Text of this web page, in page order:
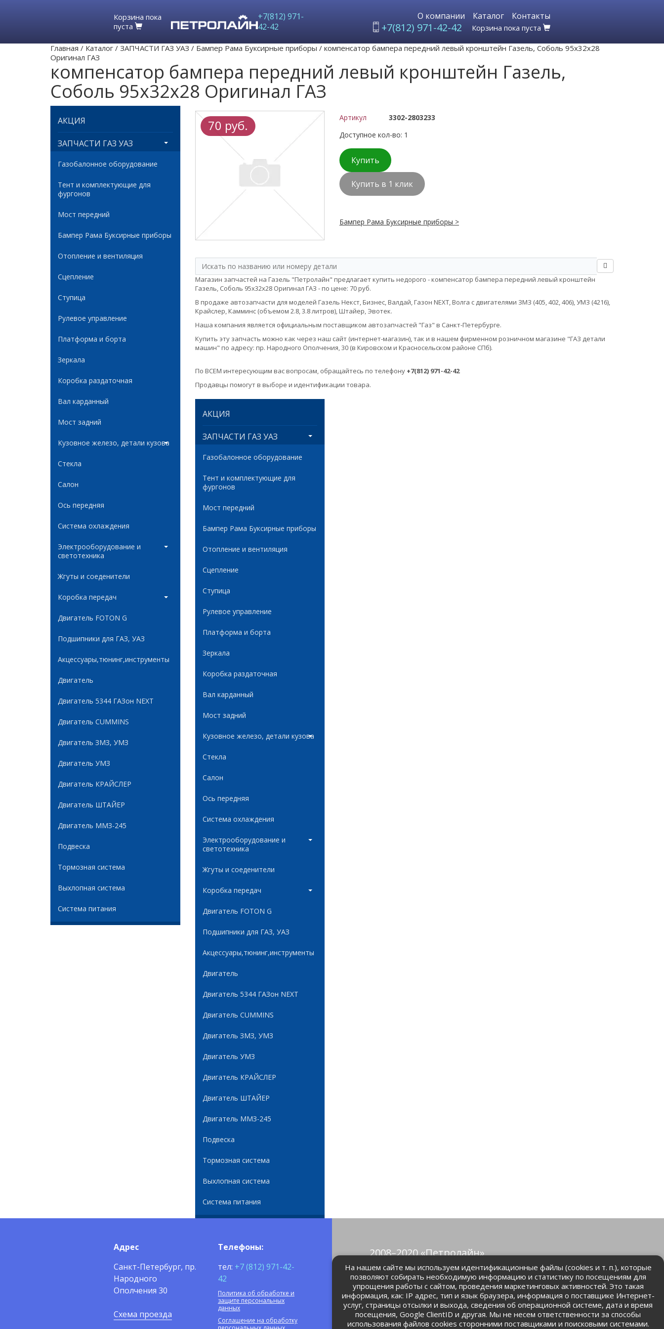
Корзина пока
пуста
+7(812) 971-
42-42
О компании Каталог Контакты
+7(812) 971-42-42 Корзина пока пуста
Главная / Каталог / ЗАПЧАСТИ ГАЗ УАЗ / Бампер Рама Буксирные приборы / компенсатор бампера передний левый кронштейн Газель, Соболь 95х32х28
Оригинал ГАЗ
компенсатор бампера передний левый кронштейн Газель,
Соболь 95х32х28 Оригинал ГАЗ
АКЦИЯ
ЗАПЧАСТИ ГАЗ УАЗ
Газобалонное оборудование
Тент и комплектующие для
фургонов
Мост передний
Бампер Рама Буксирные приборы
Отопление и вентиляция
Сцепление
Ступица
Рулевое управление
Платформа и борта
Зеркала
Коробка раздаточная
Вал карданный
Мост задний
Кузовное железо, детали кузова
Стекла
Салон
Ось передняя
Система охлаждения
Электрооборудование и
светотехника
Жгуты и соеденители
Коробка передач
Двигатель FOTON G
Подшипники для ГАЗ, УАЗ
Акцессуары,тюнинг,инструменты
Двигатель
Двигатель 5344 ГАЗон NEXT
Двигатель CUMMINS
Двигатель ЗМЗ, УМЗ
Двигатель УМЗ
Двигатель КРАЙСЛЕР
Двигатель ШТАЙЕР
Двигатель ММЗ-245
Подвеска
Тормозная система
Выхлопная система
Система питания
70 руб. Артикул
3302-2803233
Доступное кол-во: 1
Купить
Купить в 1 клик
Бампер Рама Буксирные приборы >
Магазин запчастей на Газель "Петролайн" предлагает купить недорого - компенсатор бампера передний левый кронштейн
Газель, Соболь 95х32х28 Оригинал ГАЗ - по цене: 70 руб.
В продаже автозапчасти для моделей Газель Некст, Бизнес, Валдай, Газон NEXT, Волга с двигателями ЗМЗ (405, 402, 406), УМЗ (4216),
Крайслер, Камминс (объемом 2.8, 3.8 литров), Штайер, Эвотек.
Наша компания является официальным поставщиком автозапчастей "Газ" в Санкт-Петербурге.
Купить эту запчасть можно как через наш сайт (интернет-магазин), так и в нашем фирменном розничном магазине "ГАЗ детали
машин" по адресу: пр. Народного Ополчения, 30 (в Кировском и Красносельском районе СПб).
По ВСЕМ интересующим вас вопросам, обращайтесь по телефону +7(812) 971-42-42
Продавцы помогут в выборе и идентификации товара.
АКЦИЯ
ЗАПЧАСТИ ГАЗ УАЗ
Газобалонное оборудование
Тент и комплектующие для
фургонов
Мост передний
Бампер Рама Буксирные приборы
Отопление и вентиляция
Сцепление
Ступица
Рулевое управление
Платформа и борта
Зеркала
Коробка раздаточная
Вал карданный
Мост задний
Кузовное железо, детали кузова
Стекла
Салон
Ось передняя
Система охлаждения
Электрооборудование и
светотехника
Жгуты и соеденители
Коробка передач
Двигатель FOTON G
Подшипники для ГАЗ, УАЗ
Акцессуары,тюнинг,инструменты
Двигатель
Двигатель 5344 ГАЗон NEXT
Двигатель CUMMINS
Двигатель ЗМЗ, УМЗ
Двигатель УМЗ
Двигатель КРАЙСЛЕР
Двигатель ШТАЙЕР
Двигатель ММЗ-245
Подвеска
Тормозная система
Выхлопная система
Система питания
Адрес
Санкт-Петербург, пр.
Народного
Ополчения 30
Схема проезда
Телефоны:
тел: +7 (812) 971-42-
42
Политика об обработке и
защите персональных
данных
Соглашение на обработку
2008–2020 «Петролайн»
© Все права защищены.
petrolain@mail.ru
На нашем сайте мы используем идентификационные файлы (cookies и т. п.), которые
позволяют собирать необходимую информацию и статистику по посещениям для
упрощения работы с сайтом, проведения маркетинговых активностей. Это такая
информация, как: IP адрес, тип и язык браузера, информация о поставщике Интернет-
услуг, страницы отсылки и выхода, сведения об операционной системе, дата и время
посещения, Google ClientID и другая. Мы не несем ответственности за способы
использования файлов cookies сторонними поставщиками и поисковыми системами.